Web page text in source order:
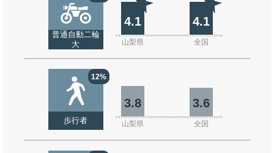
普通自動二輪
大
4.1 4.1
山梨県 全国
12%
歩行者
3.8 3.6
山梨県 全国